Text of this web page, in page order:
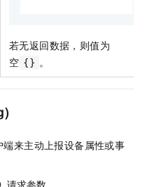
若无返回数据，则值为
空 {} 。
来主动上报设备属性或事
请求参数